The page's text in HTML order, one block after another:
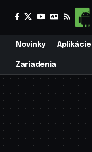
Novinky Aplikácie
Zariadenia